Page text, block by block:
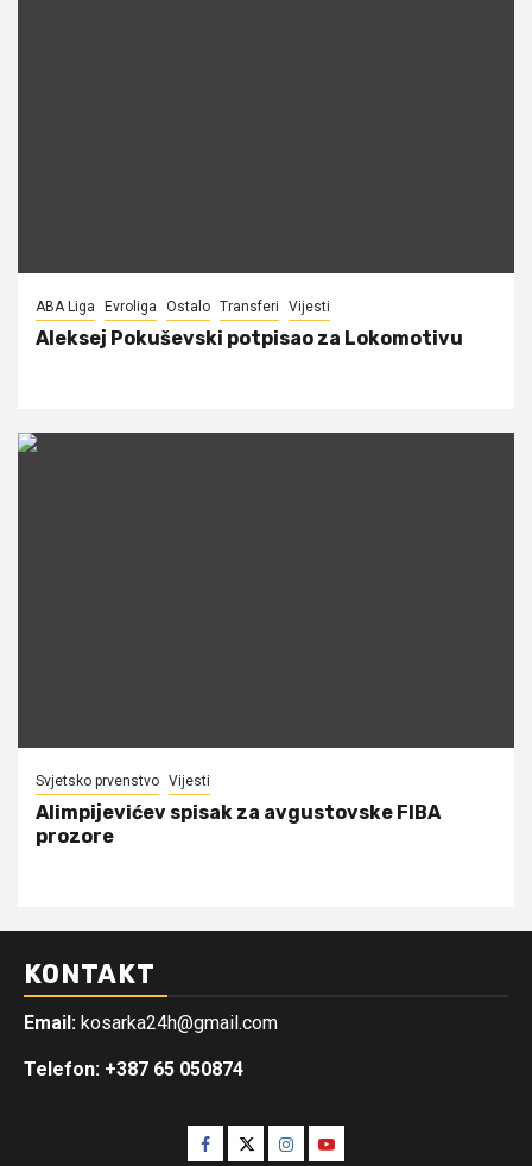
ABA Liga Evroliga Ostalo Transferi Vijesti
Aleksej Pokuševski potpisao za Lokomotivu
Svjetsko prvenstvo Vijesti
Alimpijevićev spisak za avgustovske FIBA
prozore
KONTAKT
Email: kosarka24h@gmail.com
Telefon: +387 65 050874
Facebook
TwitterInstagram
Youtube